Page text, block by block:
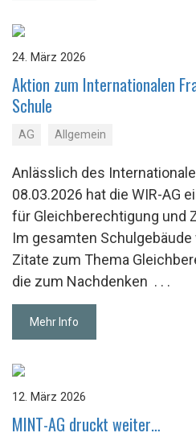
24. März 2026
Ak­ti­on zum In­ter­na­tio­na­len
Schu­le
AG Allgemein
Anlässlich des
08.03.2026 hat die WIR-AG
für Gleichberechtigung und
Im gesamten
Zitate zum Thema
die zum Nachdenken . . .
Mehr Info
12. März 2026
MINT-AG druckt wei­ter…